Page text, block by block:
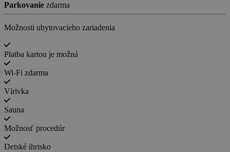
Parkovanie zdarma
Možnosti ubytovacieho zariadenia
Platba kartou je možná
Wi-Fi zdarma
Vírivka
Sauna
Možnosť procedúr
Detské ihrisko